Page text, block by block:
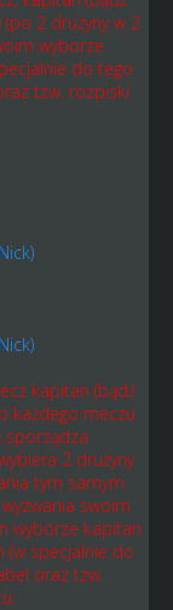
2 drużyny w 2
wyborze
do tego
tzw. rozpiski
kapitan (bądź
każdego meczu
sporządza
2 drużyny
tym samym
swoim
wyborze kapitan
(w specjalnie do
oraz tzw.